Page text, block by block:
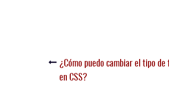
¿Cómo puedo cambiar el tipo
en CSS?